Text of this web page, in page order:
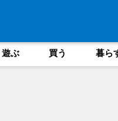
ぶ 買う 暮ら